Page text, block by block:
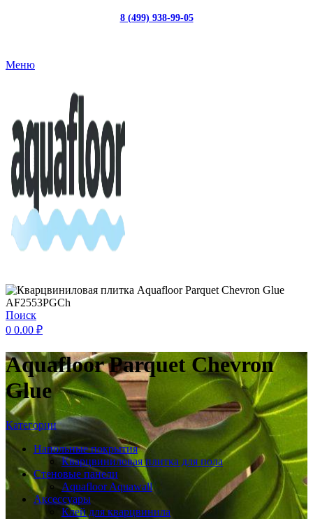
8 (499) 938-99-05
Меню
Поиск
0 0.00 ₽
Aquafloor Parquet Chevron
Glue
Категории
Напольные покрытия
Кварцвиниловая плитка для пола
Стеновые панели
Aquafloor Aquawall
Аксессуары
Клей для кварцвинила